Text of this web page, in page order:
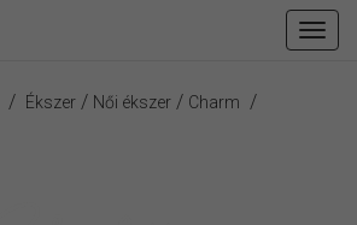
/ Ékszer / Női ékszer / Charm /